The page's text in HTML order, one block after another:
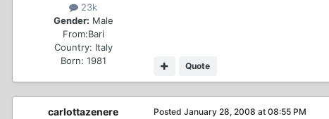
23k
Gender: Male
From:Bari
Country: Italy
Born: 1981
Quote
carlottazenere Posted January 28, 2008 at 08:55 PM